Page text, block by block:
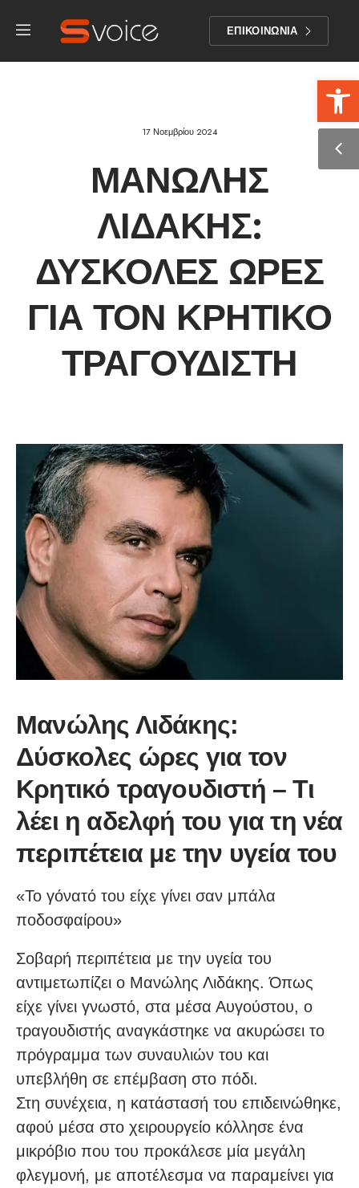
ΕΠΙΚΟΙΝΩΝΙΑ
17 Νοεμβρίου 2024
ΜΑΝΏΛΗΣ
ΛΙΔΆΚΗΣ:
ΔΎΣΚΟΛΕΣ ΏΡΕΣ
ΓΙΑ ΤΟΝ ΚΡΗΤΙΚΌ
ΤΡΑΓΟΥΔΙΣΤΉ
Μανώλης Λιδάκης:
Δύσκολες ώρες για τον
Κρητικό τραγουδιστή – Τι
λέει η αδελφή του για τη νέα
περιπέτεια με την υγεία του
«Το γόνατό του είχε γίνει σαν μπάλα
ποδοσφαίρου»
Σοβαρή περιπέτεια με την υγεία του
αντιμετωπίζει ο Μανώλης Λιδάκης. Όπως
είχε γίνει γνωστό, στα μέσα Αυγούστου, ο
τραγουδιστής αναγκάστηκε να ακυρώσει το
πρόγραμμα των συναυλιών του και
υπεβλήθη σε επέμβαση στο πόδι.
Στη συνέχεια, η κατάστασή του επιδεινώθηκε,
αφού μέσα στο χειρουργείο κόλλησε ένα
μικρόβιο που του προκάλεσε μία μεγάλη
φλεγμονή, με αποτέλεσμα να παραμείνει για